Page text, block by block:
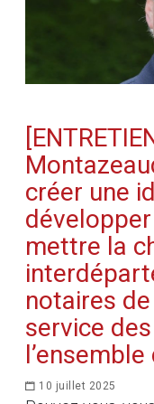
créer une
mettre la
notaires
service
10 juillet 2025